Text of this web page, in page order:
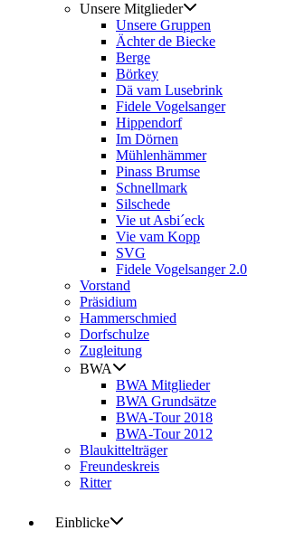
Unsere Mitglieder
Unsere Gruppen
Ächter de Biecke
Berge
Börkey
Dä vam Lusebrink
Fidele Vogelsanger
Hippendorf
Im Dörnen
Mühlenhämmer
Pinass Brumse
Schnellmark
Silschede
Vie ut Asbi´eck
Vie vam Kopp
SVG
Fidele Vogelsanger 2.0
Vorstand
Präsidium
Hammerschmied
Dorfschulze
Zugleitung
BWA
BWA Mitglieder
BWA Grundsätze
BWA-Tour 2018
BWA-Tour 2012
Blaukittelträger
Freundeskreis
Ritter
Einblicke